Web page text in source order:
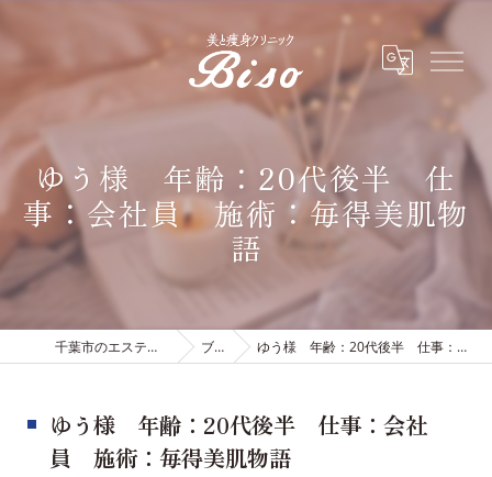
ゆう様 年齢：20代後半 仕
事：会社員 施術：毎得美肌物
語
千葉市のエステは有限会社ビソウ ブログ ゆう様 年齢：20代後半 仕事：会社員 施術：毎得美肌物語
ゆう様 年齢：20代後半 仕事：会社
員 施術：毎得美肌物語